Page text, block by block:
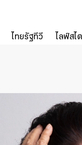
ไทยรัฐทีวี ไลฟ์สไ